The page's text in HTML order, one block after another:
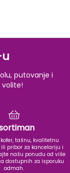
predmete.
putovanje i
volite!
tašnu, kvalitetnu
pribor za kancelariju i
našu ponudu od više
dostupnih za isporuku
odmah.